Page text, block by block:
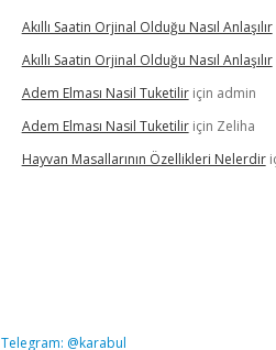
Akıllı Saatin Orjinal Olduğu Nasıl Anlaşılır
Akıllı Saatin Orjinal Olduğu Nasıl Anlaşılır
Adem Elması Nasil Tuketiliriçin admin
Adem Elması Nasil Tuketiliriçin Zeliha
Hayvan Masallarının Özellikleri Nelerdir
Telegram: @karabul